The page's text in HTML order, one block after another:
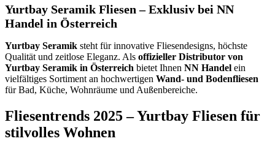
Yurtbay Seramik Fliesen – Exklusiv bei NN
Handel in Österreich
Yurtbay Seramik steht für innovative Fliesendesigns, höchste
Qualität und zeitlose Eleganz. Als offizieller Distributor von
Yurtbay Seramik in Österreich bietet Ihnen NN Handel ein
vielfältiges Sortiment an hochwertigen Wand- und Bodenfliesen
für Bad, Küche, Wohnräume und Außenbereiche.
Fliesentrends 2025 – Yurtbay Fliesen für
stilvolles Wohnen